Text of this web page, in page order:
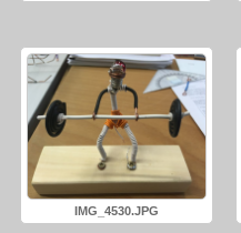
IMG_4530.JPG